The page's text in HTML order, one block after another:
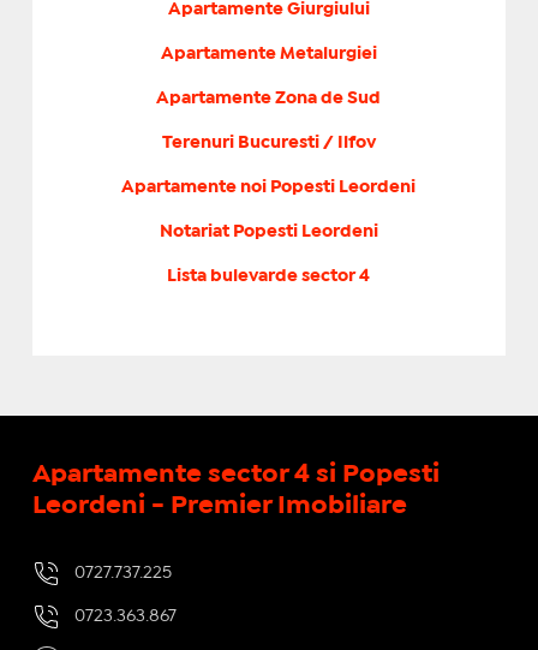
Apartamente Giurgiului
Apartamente Metalurgiei
Apartamente Zona de Sud
Terenuri Bucuresti / Ilfov
Apartamente noi Popesti Leordeni
Notariat Popesti Leordeni
Lista bulevarde sector 4
Apartamente sector 4 si Popesti
Leordeni - Premier Imobiliare
0727.737.225
0723.363.867